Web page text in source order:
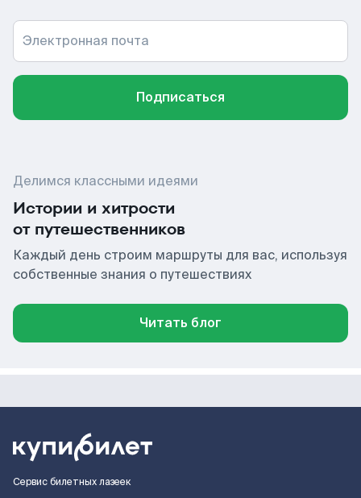
Электронная почта
Подписаться
Делимся классными идеями
Истории и хитрости
от путешественников
Каждый день строим маршруты для вас, используя
собственные знания о путешествиях
Читать блог
Сервис билетных лазеек